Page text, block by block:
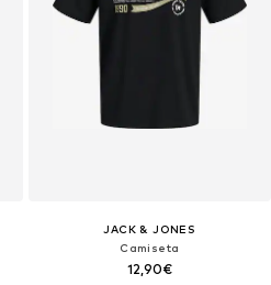
JACK & JONES
Camiseta
12,90€